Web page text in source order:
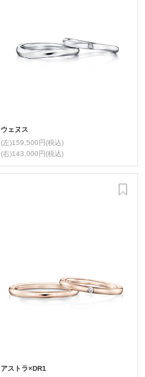
ウェヌス
(左)159,500円(税込)
(右)143,000円(税込)
アストラ×DR1